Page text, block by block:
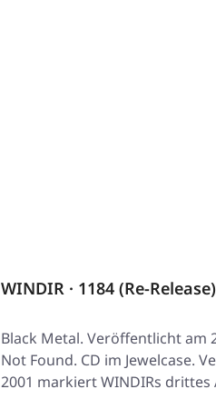
WINDIR · 1184 (Re-
Black Metal. Veröffentlicht am
Not Found. CD im Jewelcase.
2001 markiert WINDIRs